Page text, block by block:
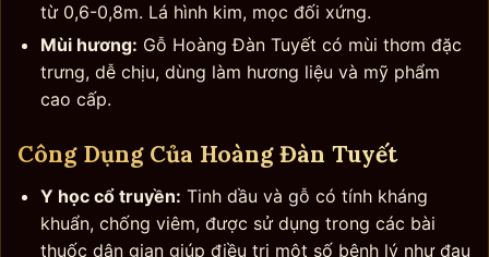
từ 0,6-0,8m. Lá hình kim, mọc đối xứng.
Mùi hương: Gỗ Hoàng Đàn Tuyết có mùi thơm đặc
trưng, dễ chịu, dùng làm hương liệu và mỹ phẩm
cao cấp.
Công Dụng Của Hoàng Đàn Tuyết
Y học cổ truyền: Tinh dầu và gỗ có tính kháng
khuẩn, chống viêm, được sử dụng trong các bài
thuốc dân gian giúp điều trị một số bệnh lý như đau